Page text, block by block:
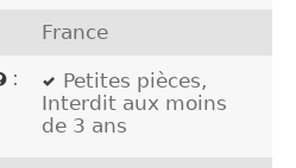
France
:
Petites pièces,
Interdit aux moins
de 3 ans